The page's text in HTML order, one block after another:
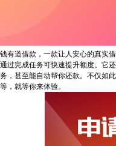
钱有道借款，一款让人安心的真实
通过完成任务可快速提升额度。它
务，甚至能自动帮你还款。不仅如
等，就等你来体验。